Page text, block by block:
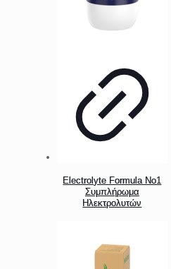
Electrolyte Formula Νο1
Συμπλήρωμα
Ηλεκτρολυτών